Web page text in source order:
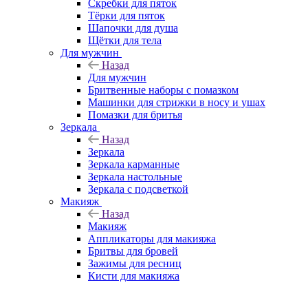
Скребки для пяток
Тёрки для пяток
Шапочки для душа
Щётки для тела
Для мужчин
Назад
Для мужчин
Бритвенные наборы с помазком
Машинки для стрижки в носу и ушах
Помазки для бритья
Зеркала
Назад
Зеркала
Зеркала карманные
Зеркала настольные
Зеркала с подсветкой
Макияж
Назад
Макияж
Аппликаторы для макияжа
Бритвы для бровей
Зажимы для ресниц
Кисти для макияжа